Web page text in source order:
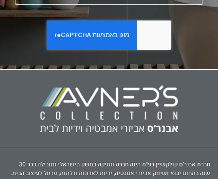
חברת אבנר‘ס קולקשיין בע״מ הינה חברה וותיקה במשק הישראלי ומובילה כבר 30
שנה בתחום יבוא ושיווק אביזרי אמבטיה, ידיות לארונות ודלתות, פרזול לעיצוב הבית.